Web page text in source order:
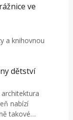
ve
a knihovnou
dětství
nabízí
takové…